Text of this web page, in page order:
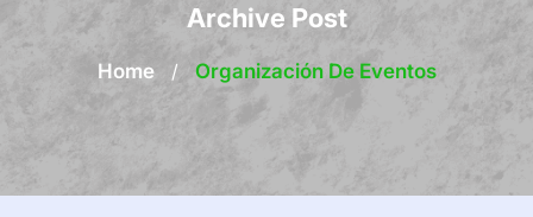
Archive Post
Home / Organización De Eventos